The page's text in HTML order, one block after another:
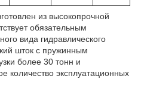
из высокопрочной
обязательным
вида гидравлического
шток с пружинным
более 30 тонн и
количество эксплуатационных